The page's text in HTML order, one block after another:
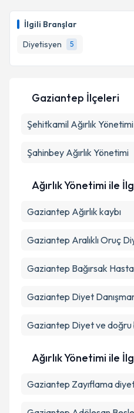
İlgili Branşlar
Diyetisyen
5
almanız için bir takvim
bilgilendireceğiz.
E-posta Adresiniz
Kişisel verilerimin
kapsamda
Takvim
Gaziantep İlçeleri
Şehitkamil Ağırlık Yönetimi
Şahinbey Ağırlık Yönetimi
Ağırlık Yönetimi ile
Gaziantep Ağırlık kaybı
Gaziantep Aralıklı Oruç
Gaziantep Bağırsak
Gaziantep Diyet
Gaziantep Diyet ve doğru
Ağırlık Yönetimi ile
Gaziantep Zayıflama